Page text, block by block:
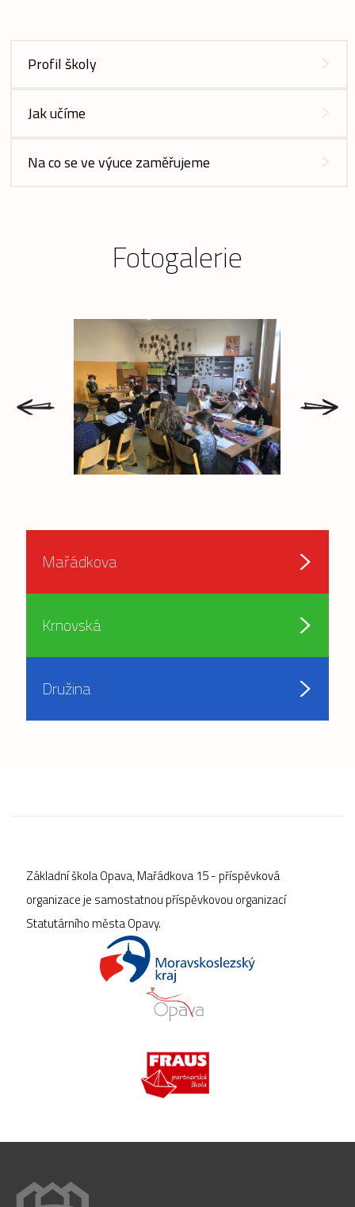
Profil školy
Jak učíme
Na co se ve výuce zaměřujeme
Fotogalerie
Mařádkova
Krnovská
Družina
Základní škola Opava, Mařádkova 15 - příspěvková
organizace je samostatnou příspěvkovou organizací
Statutárního města Opavy.